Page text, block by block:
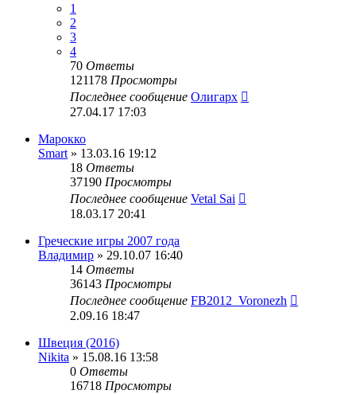
1
2
3
4
70 Ответы
121178 Просмотры
Последнее сообщение Олигарх
27.04.17 17:03
Марокко
Smart » 13.03.16 19:12
18 Ответы
37190 Просмотры
Последнее сообщение Vetal Sai
18.03.17 20:41
Греческие игры 2007 года
Владимир » 29.10.07 16:40
14 Ответы
36143 Просмотры
Последнее сообщение FB2012_Voronezh
2.09.16 18:47
Швеция (2016)
Nikita » 15.08.16 13:58
0 Ответы
16718 Просмотры